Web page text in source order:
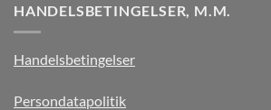
HANDELSBETINGELSER, M.M.
Handelsbetingelser
Persondatapolitik